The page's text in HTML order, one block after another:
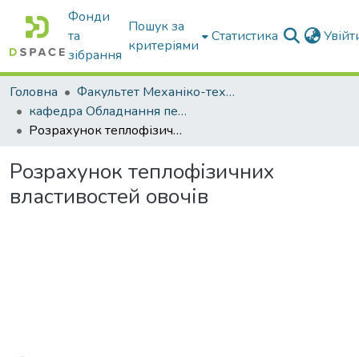
Фонди
та
зібрання
Пошук за
критеріями
Статистика
Головна
Факультет Механіко-технологічний
кафедра Обладнання переробних і харчових виробництв ім. професора Ф.Ю. Ялпачика
Розрахунок теплофізичних властивостей овочів
Розрахунок теплофізичних
властивостей овочів